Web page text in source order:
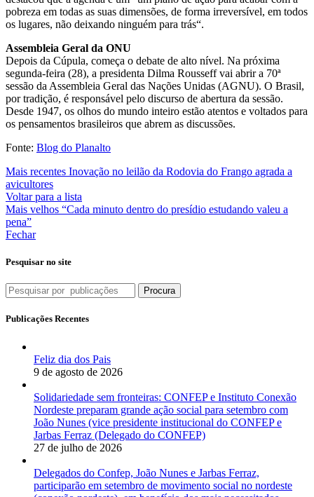
pobreza em todas as suas dimensões, de forma irreversível, em todos
os lugares, não deixando ninguém para trás“.
Assembleia Geral da ONU
Depois da Cúpula, começa o debate de alto nível. Na próxima
segunda-feira (28), a presidenta Dilma Rousseff vai abrir a 70ª
sessão da Assembleia Geral das Nações Unidas (AGNU). O Brasil,
por tradição, é responsável pelo discurso de abertura da sessão.
Desde 1947, os olhos do mundo inteiro estão atentos e voltados para
os pensamentos brasileiros que abrem as discussões.
Fonte: Blog do Planalto
Mais recentes Inovação no leilão da Rodovia do Frango agrada a
avicultores
Voltar para a lista
Mais velhos “Cada minuto dentro do presídio estudando valeu a
pena”
Fechar
Pesquisar no site
Procura
Publicações Recentes
Feliz dia dos Pais
9 de agosto de 2026
Solidariedade sem fronteiras: CONFEP e Instituto Conexão
Nordeste preparam grande ação social para setembro com
João Nunes (vice presidente institucional do CONFEP e
Jarbas Ferraz (Delegado do CONFEP)
27 de julho de 2026
Delegados do Confep, João Nunes e Jarbas Ferraz,
participarão em setembro de movimento social no nordeste